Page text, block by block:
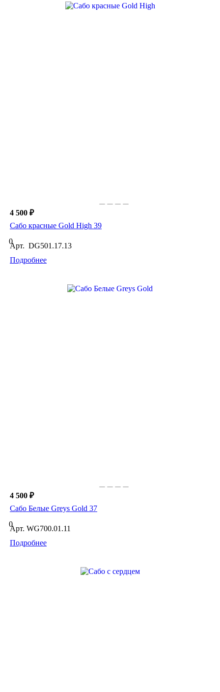
4 500 ₽
Сабо красные Gold High 39
0
Арт. DG501.17.13
Подробнее
4 500 ₽
Сабо Белые Greys Gold 37
0
Арт. WG700.01.11
Подробнее